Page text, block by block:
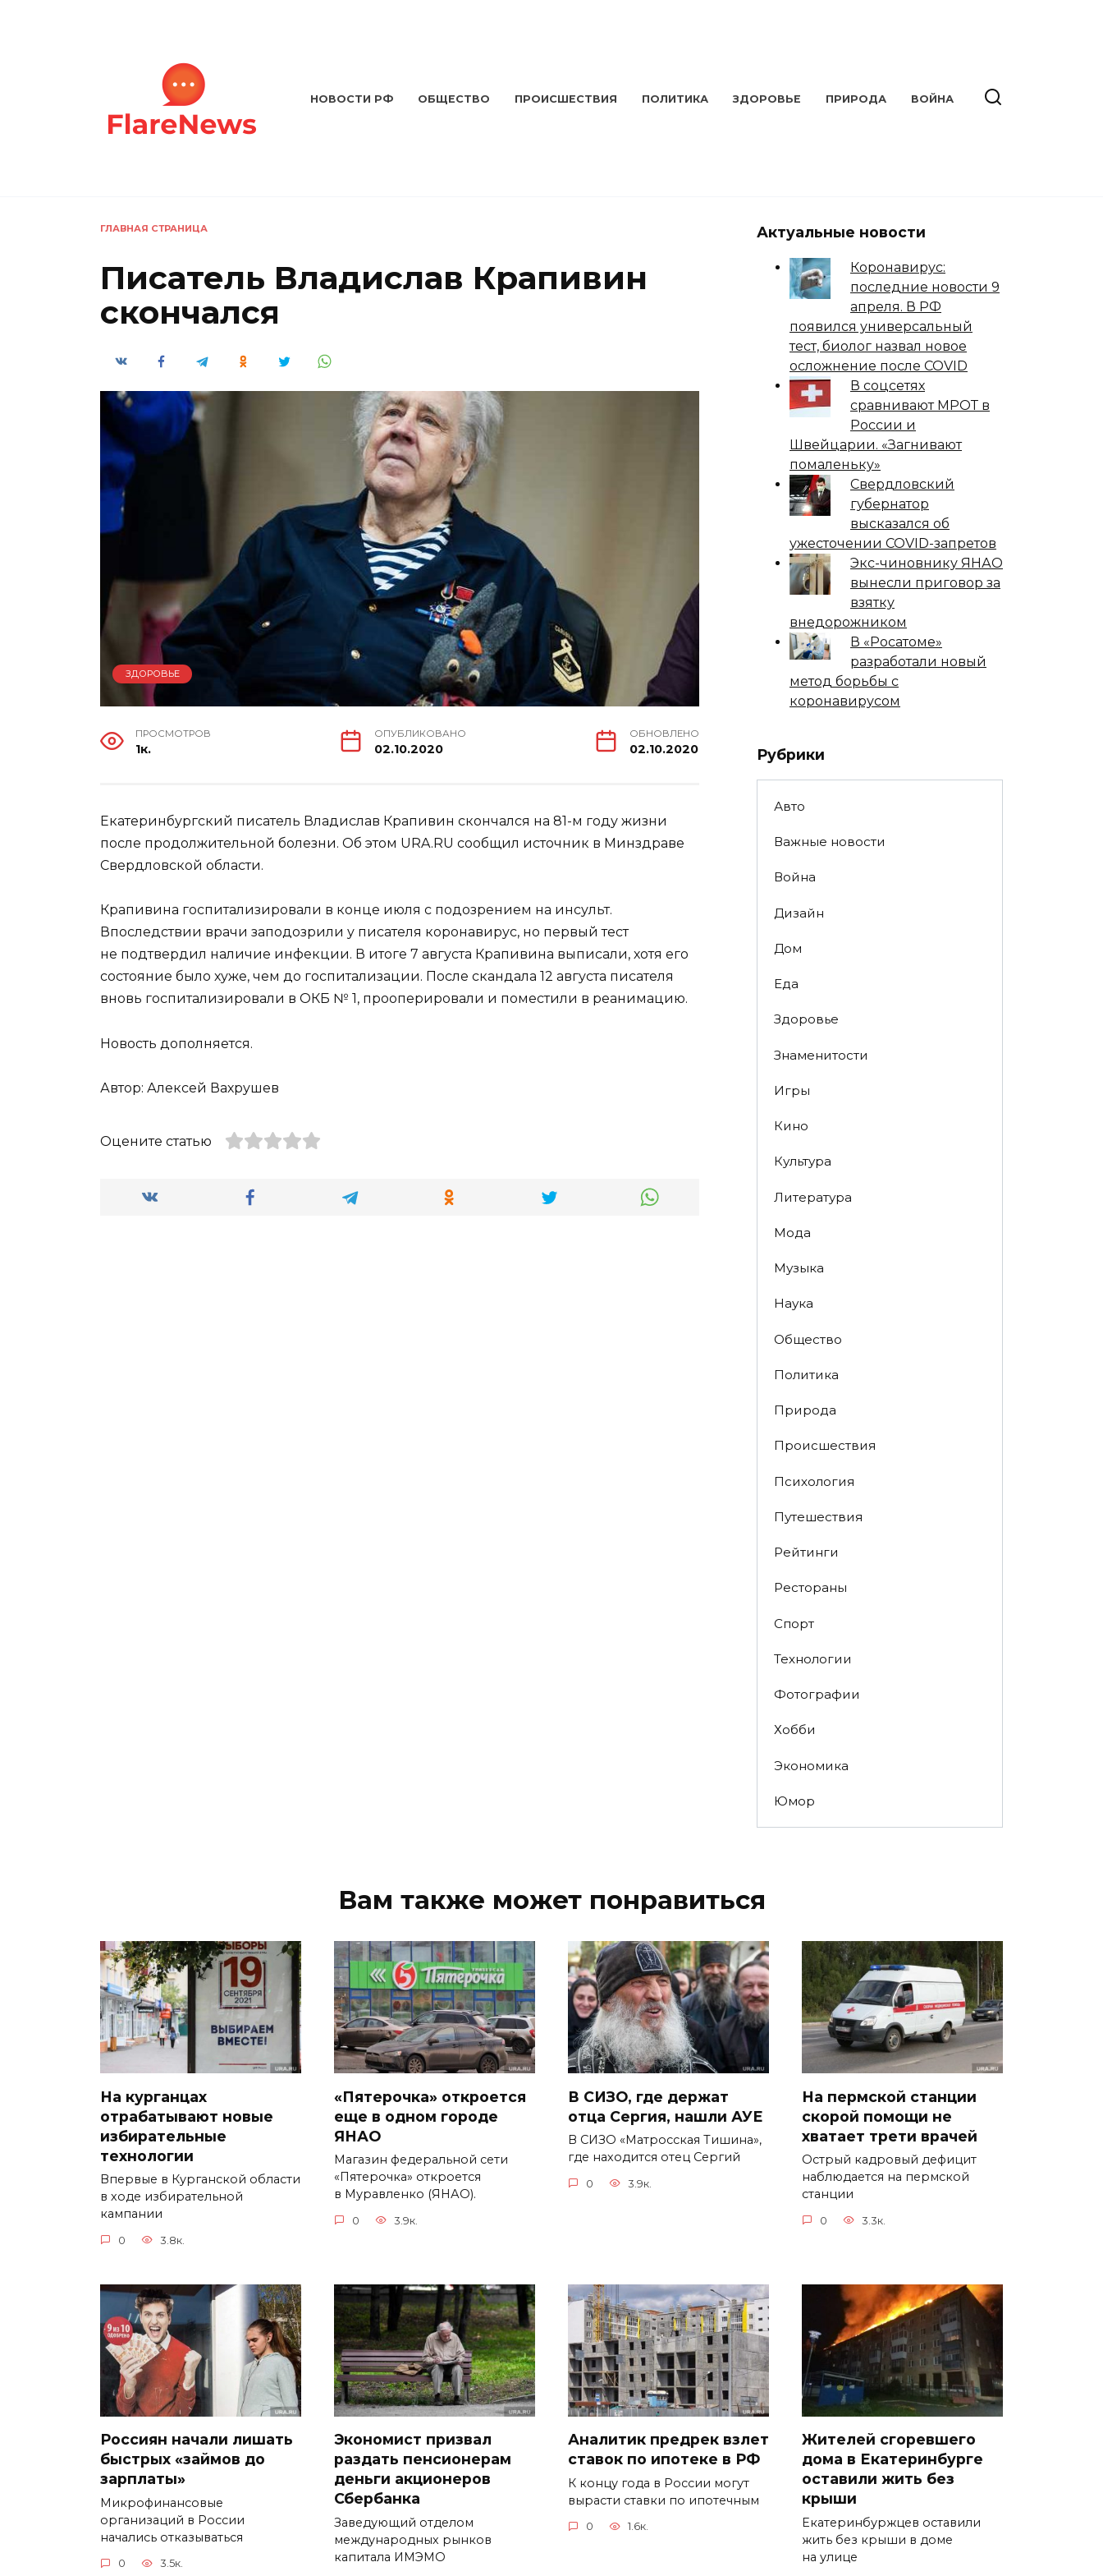
НОВОСТИ РФ ОБЩЕСТВО ПРОИСШЕСТВИЯ ПОЛИТИКА ЗДОРОВЬЕ ПРИРОДА ВОЙНА
ГЛАВНАЯ СТРАНИЦА
Писатель Владислав Крапивин
скончался
ЗДОРОВЬЕ
ПРОСМОТРОВ
1к.
ОПУБЛИКОВАНО
02.10.2020
ОБНОВЛЕНО
02.10.2020
Екатеринбургский писатель Владислав Крапивин скончался на 81-м году жизни
после продолжительной болезни. Об этом URA.RU сообщил источник в Минздраве
Свердловской области.
Крапивина госпитализировали в конце июля с подозрением на инсульт.
Впоследствии врачи заподозрили у писателя коронавирус, но первый тест
не подтвердил наличие инфекции. В итоге 7 августа Крапивина выписали, хотя его
состояние было хуже, чем до госпитализации. После скандала 12 августа писателя
вновь госпитализировали в ОКБ № 1, прооперировали и поместили в реанимацию.
Новость дополняется.
Автор: Алексей Вахрушев
Оцените статью
Актуальные новости
Коронавирус:
последние новости 9
апреля. В РФ
появился универсальный
тест, биолог назвал новое
осложнение после COVID
В соцсетях
сравнивают МРОТ в
России и
Швейцарии. «Загнивают
помаленьку»
Свердловский
губернатор
высказался об
ужесточении COVID-запретов
Экс-чиновнику ЯНАО
вынесли приговор за
взятку
внедорожником
В «Росатоме»
разработали новый
метод борьбы с
коронавирусом
Рубрики
Авто
Важные новости
Война
Дизайн
Дом
Еда
Здоровье
Знаменитости
Игры
Кино
Культура
Литература
Мода
Музыка
Наука
Общество
Политика
Природа
Происшествия
Психология
Путешествия
Рейтинги
Рестораны
Спорт
Технологии
Фотографии
Хобби
Экономика
Юмор
Вам также может понравиться
На курганцах
отрабатывают новые
избирательные
технологии
Впервые в Курганской области
в ходе избирательной
кампании
0 3.8к.
«Пятерочка» откроется
еще в одном городе
ЯНАО
Магазин федеральной сети
«Пятерочка» откроется
в Муравленко (ЯНАО).
0 3.9к.
В СИЗО, где держат
отца Сергия, нашли АУЕ
В СИЗО «Матросская Тишина»,
где находится отец Сергий
0 3.9к.
На пермской станции
скорой помощи не
хватает трети врачей
Острый кадровый дефицит
наблюдается на пермской
станции
0 3.3к.
Россиян начали лишать
быстрых «займов до
зарплаты»
Микрофинансовые
организаций в России
начались отказываться
0 3.5к.
Экономист призвал
раздать пенсионерам
деньги акционеров
Сбербанка
Заведующий отделом
международных рынков
капитала ИМЭМО
Аналитик предрек взлет
ставок по ипотеке в РФ
К концу года в России могут
вырасти ставки по ипотечным
0 1.6к.
Жителей сгоревшего
дома в Екатеринбурге
оставили жить без
крыши
Екатеринбуржцев оставили
жить без крыши в доме
на улице